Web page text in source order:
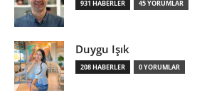
931 HABERLER 45 YORUMLAR
Duygu Işık
208 HABERLER 0 YORUMLAR